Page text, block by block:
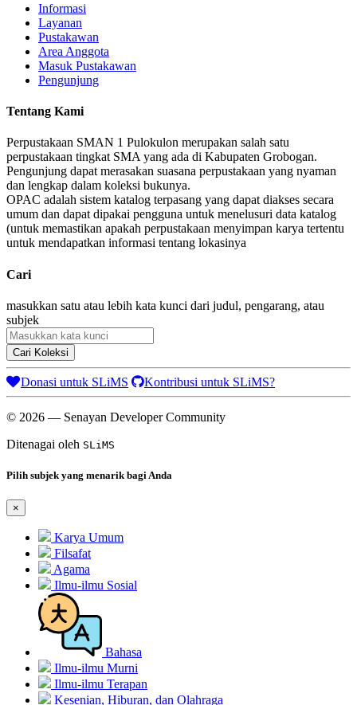
Informasi
Layanan
Pustakawan
Area Anggota
Masuk Pustakawan
Pengunjung
Tentang Kami
Perpustakaan SMAN 1 Pulokulon merupakan salah satu
perpustakaan tingkat SMA yang ada di Kabupaten Grobogan.
Pengunjung dapat merasakan suasana perpustakaan yang nyaman
dan lengkap dalam koleksi bukunya.
OPAC adalah sistem katalog terpasang yang dapat diakses secara
umum dan dapat dipakai pengguna untuk menelusuri data katalog
(untuk memastikan apakah perpustakaan menyimpan karya tertentu
untuk mendapatkan informasi tentang lokasinya
Cari
masukkan satu atau lebih kata kunci dari judul, pengarang, atau
subjek
Cari Koleksi
Donasi untuk SLiMS Kontribusi untuk SLiMS?
© 2026 — Senayan Developer Community
Ditenagai oleh SLiMS
Pilih subjek yang menarik bagi Anda
×
Karya Umum
Filsafat
Agama
Ilmu-ilmu Sosial
Bahasa
Ilmu-ilmu Murni
Ilmu-ilmu Terapan
Kesenian, Hiburan, dan Olahraga